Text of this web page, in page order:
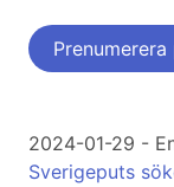
2024-01-29 -
Sverigeputs